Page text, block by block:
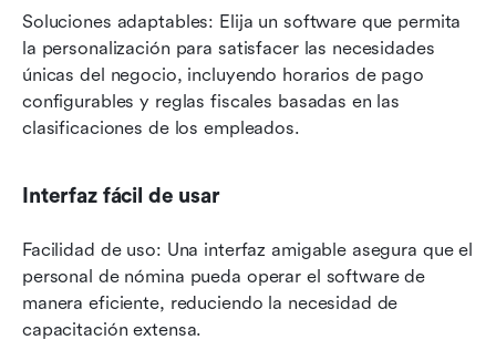
Soluciones adaptables: Elija un software que permita
la personalización para satisfacer las necesidades
únicas del negocio, incluyendo horarios de pago
configurables y reglas fiscales basadas en las
clasificaciones de los empleados.
Interfaz fácil de usar
Facilidad de uso: Una interfaz amigable asegura que el
personal de nómina pueda operar el software de
manera eficiente, reduciendo la necesidad de
capacitación extensa.